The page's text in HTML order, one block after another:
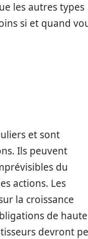
les autres types
si et quand
et sont
Ils peuvent
du
actions. Les
la croissance
de haute
devront